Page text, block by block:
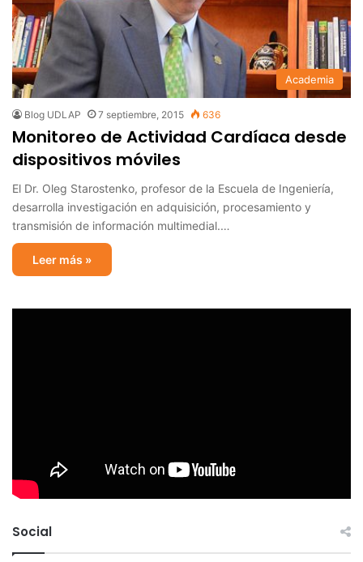
Academia
Blog UDLAP 7 septiembre, 2015 636
Monitoreo de Actividad Cardíaca desde
dispositivos móviles
El Dr. Oleg Starostenko, profesor de la Escuela de Ingeniería,
desarrolla investigación en adquisición, procesamiento y
transmisión de información multimedial.…
Leer más »
Social